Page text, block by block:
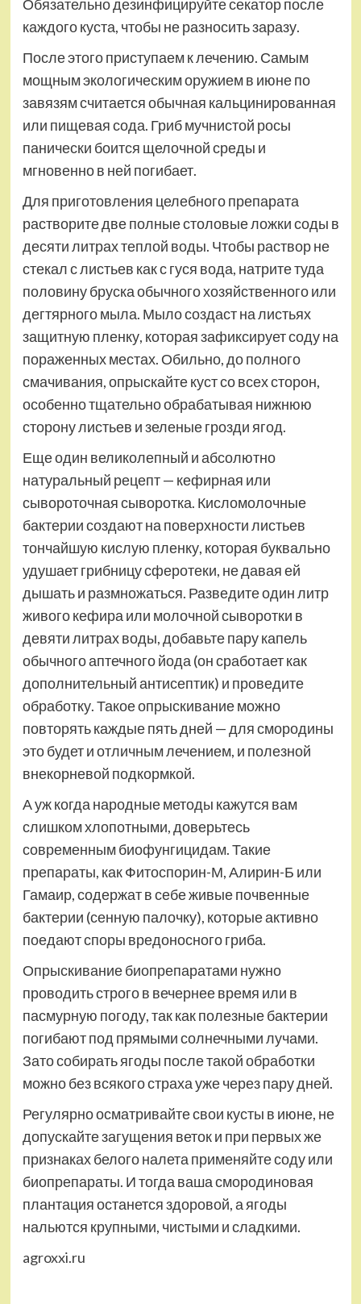
Обязательно дезинфицируйте секатор после
каждого куста, чтобы не разносить заразу.
После этого приступаем к лечению. Самым
мощным экологическим оружием в июне по
завязям считается обычная кальцинированная
или пищевая сода. Гриб мучнистой росы
панически боится щелочной среды и
мгновенно в ней погибает.
Для приготовления целебного препарата
растворите две полные столовые ложки соды в
десяти литрах теплой воды. Чтобы раствор не
стекал с листьев как с гуся вода, натрите туда
половину бруска обычного хозяйственного или
дегтярного мыла. Мыло создаст на листьях
защитную пленку, которая зафиксирует соду на
пораженных местах. Обильно, до полного
смачивания, опрыскайте куст со всех сторон,
особенно тщательно обрабатывая нижнюю
сторону листьев и зеленые грозди ягод.
Еще один великолепный и абсолютно
натуральный рецепт — кефирная или
сывороточная сыворотка. Кисломолочные
бактерии создают на поверхности листьев
тончайшую кислую пленку, которая буквально
удушает грибницу сферотеки, не давая ей
дышать и размножаться. Разведите один литр
живого кефира или молочной сыворотки в
девяти литрах воды, добавьте пару капель
обычного аптечного йода (он сработает как
дополнительный антисептик) и проведите
обработку. Такое опрыскивание можно
повторять каждые пять дней — для смородины
это будет и отличным лечением, и полезной
внекорневой подкормкой.
А уж когда народные методы кажутся вам
слишком хлопотными, доверьтесь
современным биофунгицидам. Такие
препараты, как Фитоспорин-М, Алирин-Б или
Гамаир, содержат в себе живые почвенные
бактерии (сенную палочку), которые активно
поедают споры вредоносного гриба.
Опрыскивание биопрепаратами нужно
проводить строго в вечернее время или в
пасмурную погоду, так как полезные бактерии
погибают под прямыми солнечными лучами.
Зато собирать ягоды после такой обработки
можно без всякого страха уже через пару дней.
Регулярно осматривайте свои кусты в июне, не
допускайте загущения веток и при первых же
признаках белого налета применяйте соду или
биопрепараты. И тогда ваша смородиновая
плантация останется здоровой, а ягоды
нальются крупными, чистыми и сладкими.
agroxxi.ru